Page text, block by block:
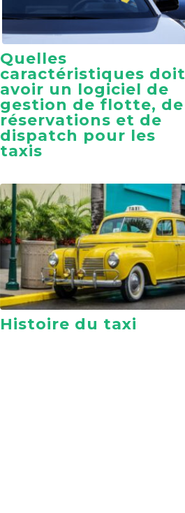
Quelles
caractéristiques doit
avoir un logiciel de
gestion de flotte, de
réservations et de
dispatch pour les
taxis
Histoire du taxi